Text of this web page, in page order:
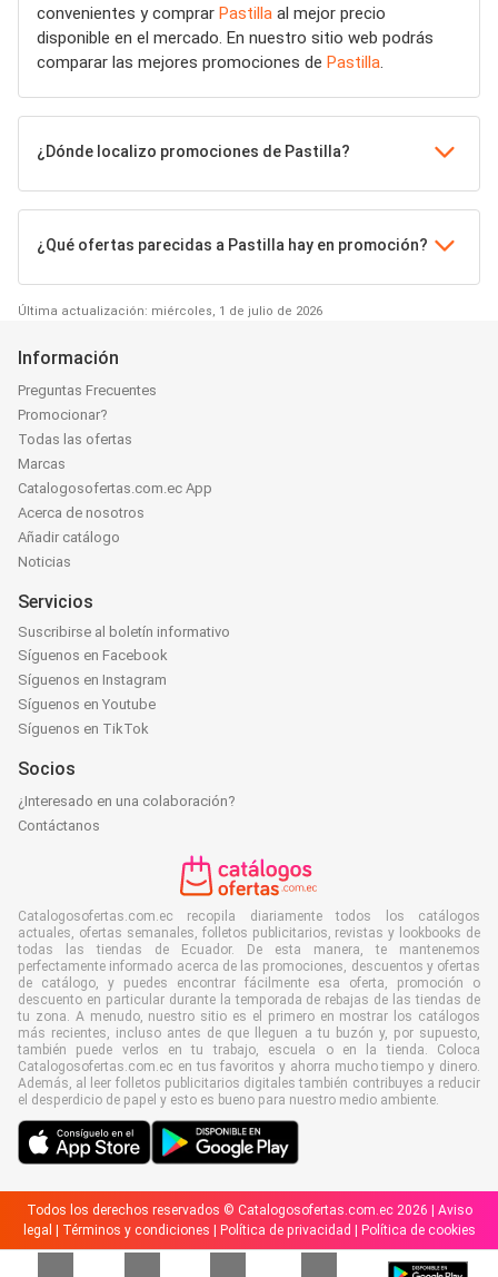
convenientes y comprar Pastilla al mejor precio
disponible en el mercado. En nuestro sitio web podrás
comparar las mejores promociones de Pastilla
¿Dónde localizo promociones de Pastilla?
¿Qué ofertas parecidas a Pastilla hay en promoción?
Última actualización: miércoles, 1 de julio de 2026
Información
Preguntas Frecuentes
Promocionar?
Todas las ofertas
Marcas
Catalogosofertas.com.ec App
Acerca de nosotros
Añadir catálogo
Noticias
Servicios
Suscribirse al boletín informativo
Síguenos en Facebook
Síguenos en Instagram
Síguenos en Youtube
Síguenos en TikTok
Socios
¿Interesado en una colaboración?
Contáctanos
Catalogosofertas.com.ec recopila diariamente todos los catálogos
actuales, ofertas semanales, folletos publicitarios, revistas y lookbooks de
todas las tiendas de Ecuador. De esta manera, te mantenemos
perfectamente informado acerca de las promociones, descuentos y ofertas
de catálogo, y puedes encontrar fácilmente esa oferta, promoción o
descuento en particular durante la temporada de rebajas de las tiendas de
tu zona. A menudo, nuestro sitio es el primero en mostrar los catálogos
más recientes, incluso antes de que lleguen a tu buzón y, por supuesto,
también puede verlos en tu trabajo, escuela o en la tienda. Coloca
Catalogosofertas.com.ec en tus favoritos y ahorra mucho tiempo y dinero.
Además, al leer folletos publicitarios digitales también contribuyes a reducir
el desperdicio de papel y esto es bueno para nuestro medio ambiente.
Todos los derechos reservados © Catalogosofertas.com.ec 2026 | Aviso
legal | Términos y condiciones | Política de privacidad | Política de cookies